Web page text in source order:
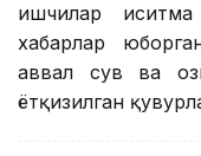
ишчилар
хабарлар
аввал сув ва
ётқизилган